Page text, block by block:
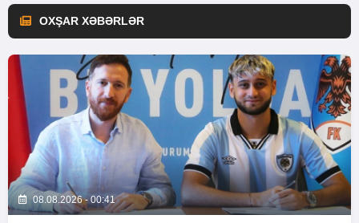
OXŞAR XƏBƏRLƏR
08.08.2026 - 00:41